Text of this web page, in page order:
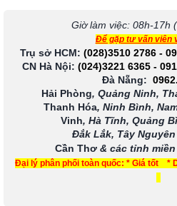
Giờ làm việc: 08h-17h
Để gặp tư vấn viên
Trụ sở HCM: (028)3510 2786 -
CN Hà Nội: (024)3221 6365 -
Đà Nẵng:
Hải Phòng, Quảng Ninh,
Thanh Hóa, Ninh Bình,
Vinh, Hà Tĩnh, Quảng
Đắk Lắk, Tây Nguyên
Cần Thơ & các tỉnh miền
Đại lý phân phối toàn quốc: * Giá tốt *